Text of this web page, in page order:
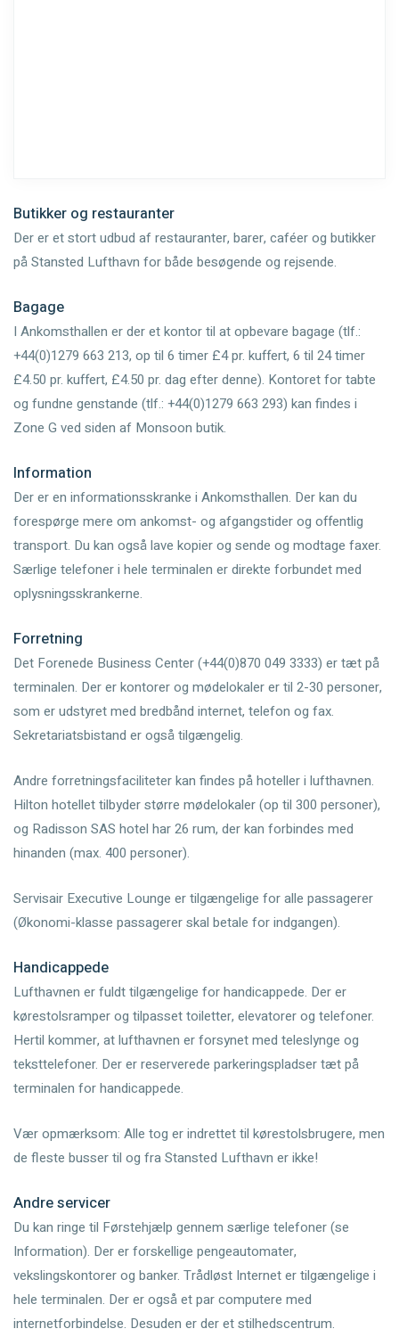
Butikker og restauranter
Der er et stort udbud af restauranter, barer, caféer og butikker
på Stansted Lufthavn for både besøgende og rejsende.
Bagage
I Ankomsthallen er der et kontor til at opbevare bagage (tlf.:
+44(0)1279 663 213, op til 6 timer £4 pr. kuffert, 6 til 24 timer
£4.50 pr. kuffert, £4.50 pr. dag efter denne). Kontoret for tabte
og fundne genstande (tlf.: +44(0)1279 663 293) kan findes i
Zone G ved siden af Monsoon butik.
Information
Der er en informationsskranke i Ankomsthallen. Der kan du
forespørge mere om ankomst- og afgangstider og offentlig
transport. Du kan også lave kopier og sende og modtage faxer.
Særlige telefoner i hele terminalen er direkte forbundet med
oplysningsskrankerne.
Forretning
Det Forenede Business Center (+44(0)870 049 3333) er tæt på
terminalen. Der er kontorer og mødelokaler er til 2-30 personer,
som er udstyret med bredbånd internet, telefon og fax.
Sekretariatsbistand er også tilgængelig.
Andre forretningsfaciliteter kan findes på hoteller i lufthavnen.
Hilton hotellet tilbyder større mødelokaler (op til 300 personer),
og Radisson SAS hotel har 26 rum, der kan forbindes med
hinanden (max. 400 personer).
Servisair Executive Lounge er tilgængelige for alle passagerer
(Økonomi-klasse passagerer skal betale for indgangen).
Handicappede
Lufthavnen er fuldt tilgængelige for handicappede. Der er
kørestolsramper og tilpasset toiletter, elevatorer og telefoner.
Hertil kommer, at lufthavnen er forsynet med teleslynge og
teksttelefoner. Der er reserverede parkeringspladser tæt på
terminalen for handicappede.
Vær opmærksom: Alle tog er indrettet til kørestolsbrugere, men
de fleste busser til og fra Stansted Lufthavn er ikke!
Andre servicer
Du kan ringe til Førstehjælp gennem særlige telefoner (se
Information). Der er forskellige pengeautomater,
vekslingskontorer og banker. Trådløst Internet er tilgængelige i
hele terminalen. Der er også et par computere med
internetforbindelse. Desuden er der et stilhedscentrum.